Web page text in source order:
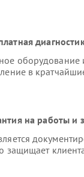
оборудование
в
на работы и
защищает